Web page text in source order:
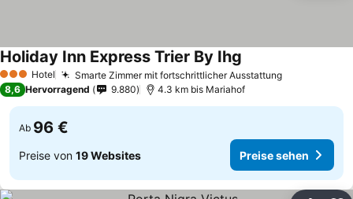
3 SterneHotel Smarte Zimmer mit fortschrittlicher Ausstattung
Holiday Inn Express Trier By Ihg
8,6 Hervorragend 9.880 4.3 km bis Mariahof
Ab 96 €
Preise von 19 Websites Preise sehen